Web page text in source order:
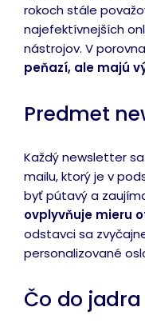
rokoch stále
najefektívnejších
nástrojov. V
peňazí, ale majú
Predmet
Každý newsletter
mailu, ktorý je v
byť pútavý a
ovplyvňuje mieru
odstavci sa
personalizované
Čo do